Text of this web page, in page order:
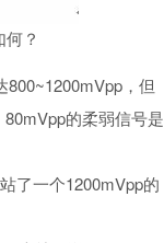
？
，但
的柔弱信号是
了一个1200mVpp的